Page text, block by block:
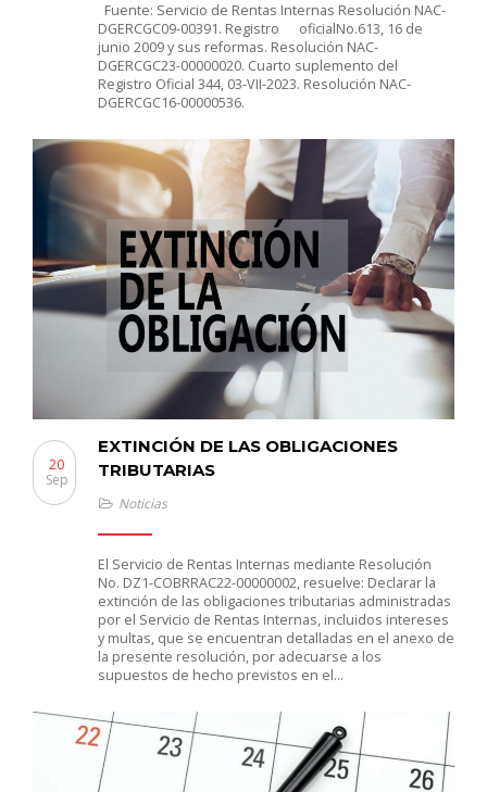
Fuente: Servicio de Rentas Internas Resolución NAC-
DGERCGC09-00391. Registro oficialNo.613, 16 de
junio 2009 y sus reformas. Resolución NAC-
DGERCGC23-00000020. Cuarto suplemento del
Registro Oficial 344, 03-VII-2023. Resolución NAC-
DGERCGC16-00000536.
EXTINCIÓN DE LAS OBLIGACIONES
TRIBUTARIAS
20
Sep
Noticias
El Servicio de Rentas Internas mediante Resolución
No. DZ1-COBRRAC22-00000002, resuelve: Declarar la
extinción de las obligaciones tributarias administradas
por el Servicio de Rentas Internas, incluidos intereses
y multas, que se encuentran detalladas en el anexo de
la presente resolución, por adecuarse a los
supuestos de hecho previstos en el…